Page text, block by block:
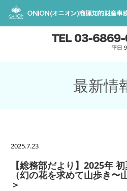
最新情
2025.7.23
【総務部だより】2025年
（幻の花を求めて山歩き
＞